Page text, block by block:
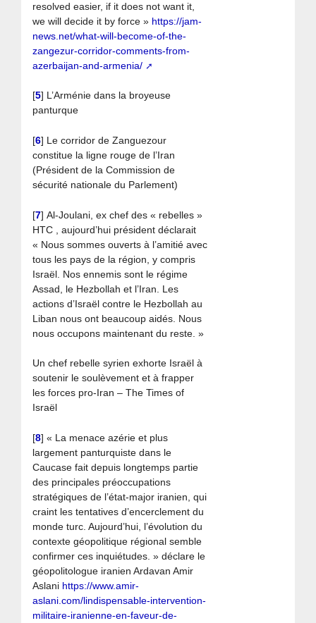
resolved easier, if it does not want it,
we will decide it by force » https://jam-
news.net/what-will-become-of-the-
zangezur-corridor-comments-from-
azerbaijan-and-armenia/
[5] L’Arménie dans la broyeuse
panturque
[6] Le corridor de Zanguezour
constitue la ligne rouge de l’Iran
(Président de la Commission de
sécurité nationale du Parlement)
[7]Al-Joulani, ex chef des « rebelles »
HTC , aujourd’hui président déclarait
« Nous sommes ouverts à l’amitié avec
tous les pays de la région, y compris
Israël. Nos ennemis sont le régime
Assad, le Hezbollah et l’Iran. Les
actions d’Israël contre le Hezbollah au
Liban nous ont beaucoup aidés. Nous
nous occupons maintenant du reste. »
Un chef rebelle syrien exhorte Israël à
soutenir le soulèvement et à frapper
les forces pro-Iran – The Times of
Israël
[8]« La menace azérie et plus
largement panturquiste dans le
Caucase fait depuis longtemps partie
des principales préoccupations
stratégiques de l’état-major iranien, qui
craint les tentatives d’encerclement du
monde turc. Aujourd’hui, l’évolution du
contexte géopolitique régional semble
confirmer ces inquiétudes. » déclare le
géopolitologue iranien Ardavan Amir
Aslani https://www.amir-
aslani.com/lindispensable-intervention-
militaire-iranienne-en-faveur-de-